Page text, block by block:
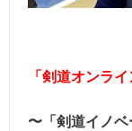
「剣道オンラ
〜「剣道イノ